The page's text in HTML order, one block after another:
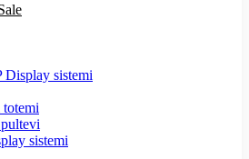
sistemi
sistemi